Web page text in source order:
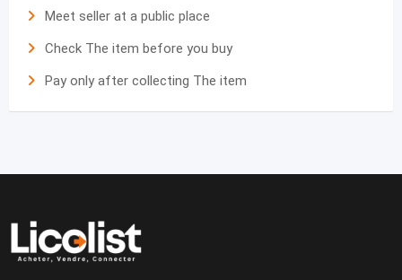
Meet seller at a public place
Check The item before you buy
Pay only after collecting The item